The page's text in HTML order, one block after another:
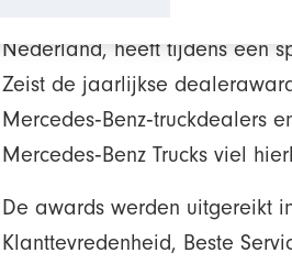
Daimler Truck Nederland,
Nederland, heeft tijdens een
Zeist de jaarlijkse
Mercedes‑Benz‑truckdealers
Mercedes‑Benz Trucks viel
De awards werden uitgereikt
Klanttevredenheid, Beste